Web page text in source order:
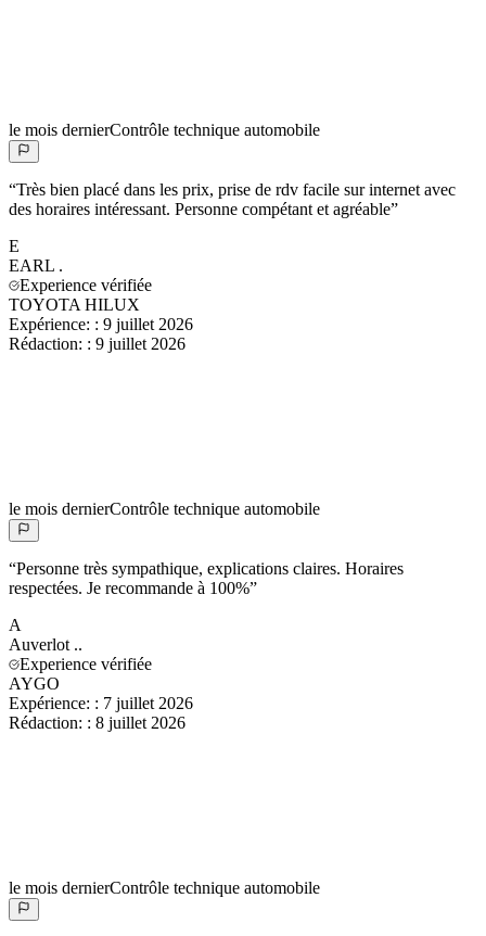
le mois dernierContrôle technique automobile
“Très bien placé dans les prix, prise de rdv facile sur internet avec
des horaires intéressant. Personne compétant et agréable”
E
EARL .
Experience vérifiée
TOYOTA HILUX
Expérience: : 9 juillet 2026
Rédaction: : 9 juillet 2026
le mois dernierContrôle technique automobile
“Personne très sympathique, explications claires. Horaires
respectées. Je recommande à 100%”
A
Auverlot ..
Experience vérifiée
AYGO
Expérience: : 7 juillet 2026
Rédaction: : 8 juillet 2026
le mois dernierContrôle technique automobile